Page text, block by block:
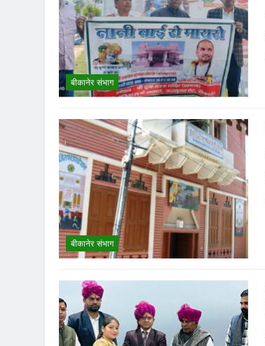
बीकानेर संभाग
बीकानेर संभाग